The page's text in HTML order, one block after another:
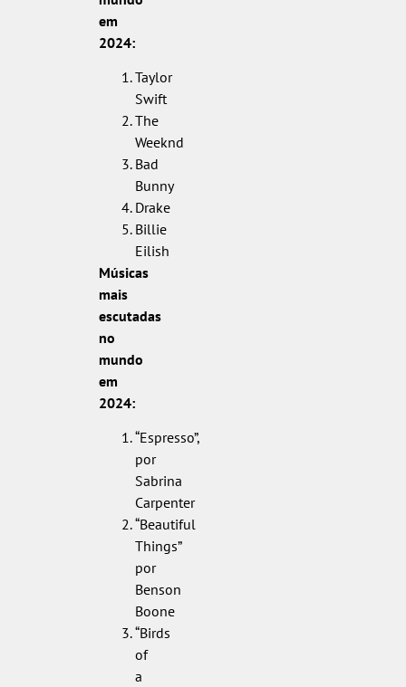
em
2024:
Taylor
Swift
The
Weeknd
Bad
Bunny
Drake
Billie
Eilish
Músicas
mais
escutadas
no
mundo
em
2024:
“Espresso”,
por
Sabrina
Carpenter
“Beautiful
Things”
por
Benson
Boone
“Birds
of
a